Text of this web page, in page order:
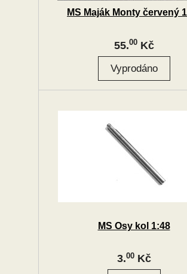
MS Maják Monty červený
55.00Kč
MS Osy kol 1:48
3.00Kč